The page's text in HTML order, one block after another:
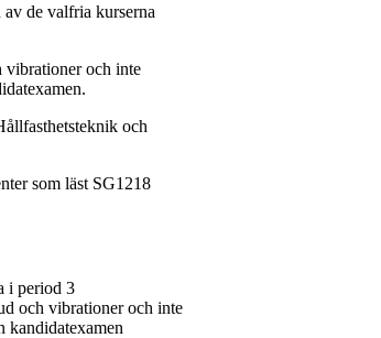
de valfria kurserna
vibrationer och inte
och
som läst SG1218
i period 3
och vibrationer och inte
kandidatexamen